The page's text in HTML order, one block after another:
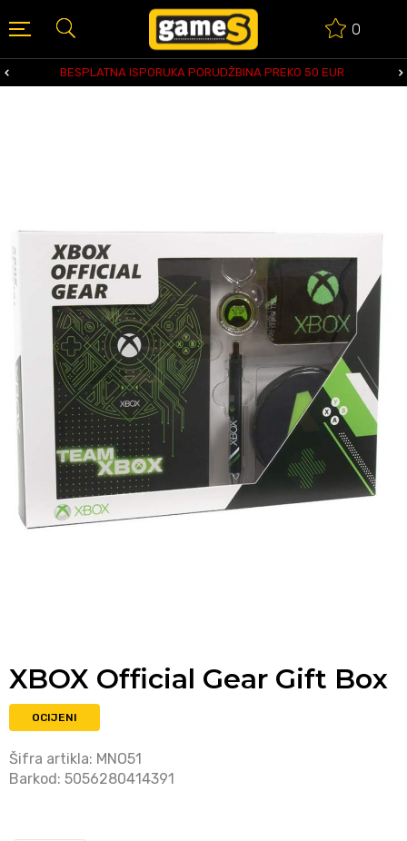
0
BESPLATNA ISPORUKA PORUDŽBINA PREKO 50 EUR
XBOX Official Gear Gift Box
OCIJENI
Šifra artikla: MNO51
Barkod: 5056280414391